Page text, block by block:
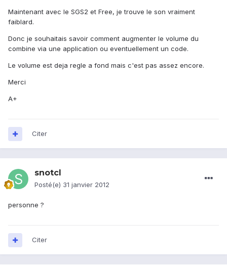
Maintenant avec le SGS2 et Free, je trouve le son vraiment
faiblard.
Donc je souhaitais savoir comment augmenter le volume du
combine via une application ou eventuellement un code.
Le volume est deja regle a fond mais c'est pas assez encore.
Merci
A+
Citer
snotcl
Posté(e) 31 janvier 2012
personne ?
Citer